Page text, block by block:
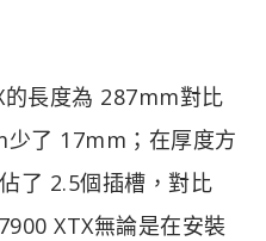
的長度為 287mm對比
了 17mm；在厚度方
了 2.5個插槽，對比
XTX無論是在安裝